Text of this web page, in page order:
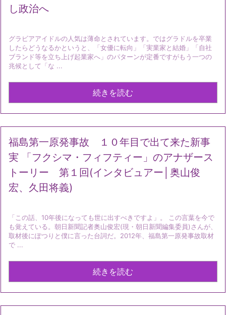
し政治へ
グラビアアイドルの人気は薄命とされています。ではグラドルを卒業
したらどうなるかというと、「女優に転向」「実業家と結婚」「自社
ブランド等を立ち上げ起業家へ」のパターンが定番ですがもう一つの
兆候として「な ...
続きを読む
福島第一原発事故 １０年目で出て来た新事
実 「フクシマ・フィフティー」のアナザース
トーリー 第１回(インタビュアー│奥山俊
宏、久田将義)
「この話、10年後になっても世に出すべきですよ」。 この言葉を今で
も覚えている。朝日新聞記者奥山俊宏(現・朝日新聞編集委員)さんが、
取材後にぽつりと僕に言った台詞だ。2012年、福島第一原発事故取材
で ...
続きを読む